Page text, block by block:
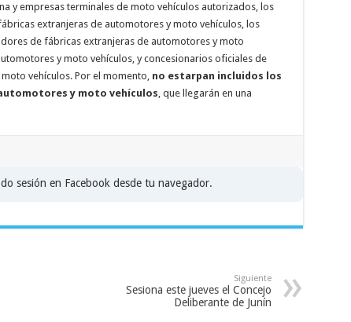
y empresas terminales de moto vehículos autorizados, los
extranjeras de automotores y moto vehículos, los
de fábricas extranjeras de automotores y moto
y moto vehículos, y concesionarios oficiales de
vehículos. Por el momento, no estarpan incluidos los
y moto vehículos, que llegarán en una
sesión en Facebook desde tu navegador.
Siguiente
Sesiona este jueves el Concejo
Deliberante de Junín